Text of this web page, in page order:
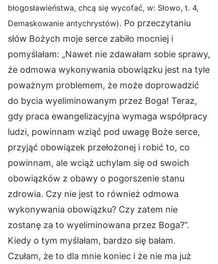
błogosławieństwa, chcą się wycofać, w: Słowo, t. 4,
Demaskowanie antychrystów). Po przeczytaniu
słów Bożych moje serce zabiło mocniej i
pomyślałam: „Nawet nie zdawałam sobie sprawy,
że odmowa wykonywania obowiązku jest na tyle
poważnym problemem, że może doprowadzić
do bycia wyeliminowanym przez Boga! Teraz,
gdy praca ewangelizacyjna wymaga współpracy
ludzi, powinnam wziąć pod uwagę Boże serce,
przyjąć obowiązek przełożonej i robić to, co
powinnam, ale wciąż uchylam się od swoich
obowiązków z obawy o pogorszenie stanu
zdrowia. Czy nie jest to również odmowa
wykonywania obowiązku? Czy zatem nie
zostanę za to wyeliminowana przez Boga?”.
Kiedy o tym myślałam, bardzo się bałam.
Czułam, że to dla mnie koniec i że nie ma już